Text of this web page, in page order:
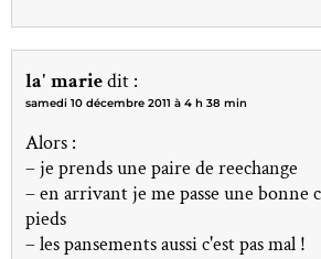
la' mariedit :
samedi 10 décembre 2011 à 4 h 38 min
Alors :
– je prends une paire de reechange
– en arrivant je me passe une bonne
pieds
– les pansements aussi c'est pas mal !